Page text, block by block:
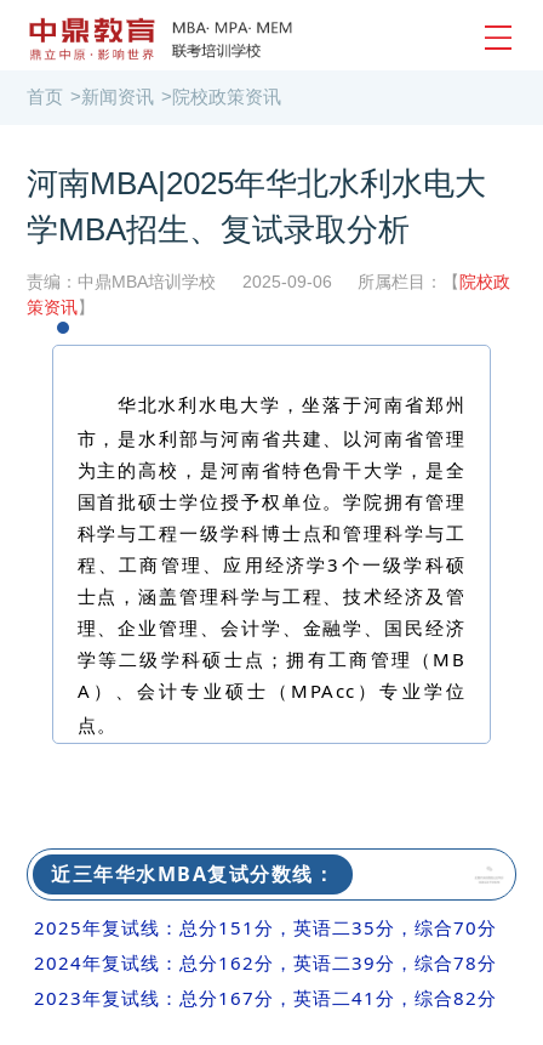
首页 >新闻资讯 >院校政策资讯
河南MBA|2025年华北水利水电大
学MBA招生、复试录取分析
责编：中鼎MBA培训学校 2025-09-06 所属栏目：【 院校政
策资讯】
华北水利水电大学，坐落于河南省郑州
市，是水利部与河南省共建、以河南省管理
为主的高校，是河南省特色骨干大学，是全
国首批硕士学位授予权单位。学院拥有管理
科学与工程一级学科博士点和管理科学与工
程、工商管理、应用经济学3个一级学科硕
士点，涵盖管理科学与工程、技术经济及管
理、企业管理、会计学、金融学、国民经济
学等二级学科硕士点；拥有工商管理（MB
A）、会计专业硕士（MPAcc）专业学位
点。
近三年华水MBA复试分数线：
2025年复试线：总分151分，英语二35分，综合70分
2024年复试线： 总分162分，英语二39分，综合78分
2023年复试线： 总分167分，英语二41分，综合82分